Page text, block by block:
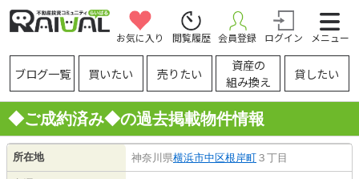
お気に入り 閲覧履歴 会員登録 ログイン メニュー
ブログ一覧 買いたい 売りたい
資産の
組み換え
貸したい
◆ご成約済み◆の過去掲載物件情報
所在地 神奈川県横浜市中区根岸町 ３丁目